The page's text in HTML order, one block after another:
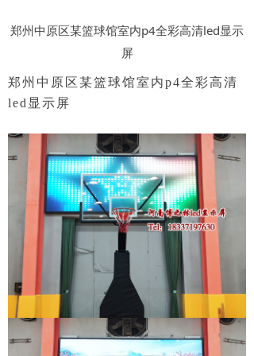
郑州中原区某篮球馆室内p4全彩高清led显示
屏
郑州中原区某篮球馆室内p4全彩高清
led显示屏